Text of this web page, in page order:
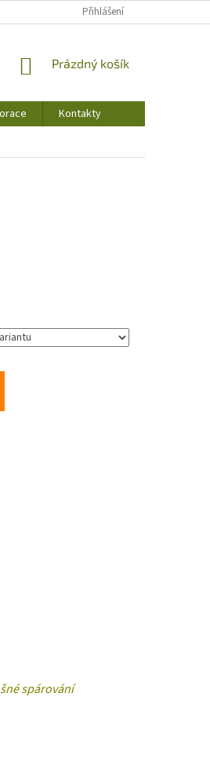
Přihlášení
NÁKUPNÍ
Prázdný košík
Kontakty
spárování